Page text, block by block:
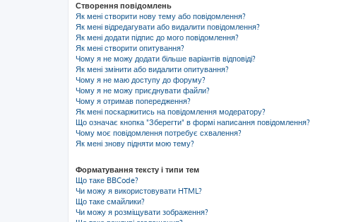
Створення повідомлень
Як мені створити нову тему або повідомлення?
Як мені відредагувати або видалити повідомлення?
Як мені додати підпис до мого повідомлення?
Як мені створити опитування?
Чому я не можу додати більше варіантів відповіді?
Як мені змінити або видалити опитування?
Чому я не маю доступу до форуму?
Чому я не можу приєднувати файли?
Чому я отримав попередження?
Як мені поскаржитись на повідомлення модератору?
Що означає кнопка "Зберегти" в формі написання повідомлення?
Чому моє повідомлення потребує схвалення?
Як мені знову підняти мою тему?
Форматування тексту і типи тем
Що таке BBCode?
Чи можу я використовувати HTML?
Що таке смайлики?
Чи можу я розміщувати зображення?